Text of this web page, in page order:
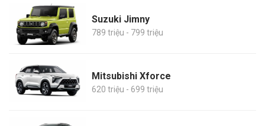
Suzuki Jimny
789 triệu - 799 triệu
Mitsubishi Xforce
620 triệu - 699 triệu